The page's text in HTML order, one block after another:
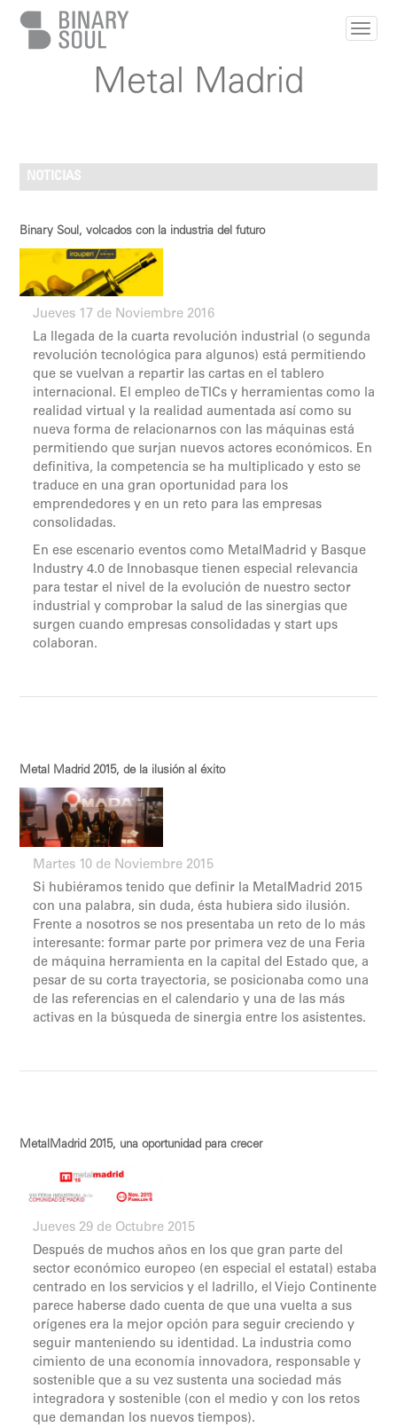
Pasar al contenido principalMetal Madrid
NOTICIAS
Binary Soul, volcados con la industria del futuro
Jueves 17 de Noviembre 2016
La llegada de la cuarta revolución industrial (o segunda
revolución tecnológica para algunos) está permitiendo
que se vuelvan a repartir las cartas en el tablero
internacional. El empleo de TICs y herramientas como la
realidad virtual y la realidad aumentada así como su
nueva forma de relacionarnos con las máquinas está
permitiendo que surjan nuevos actores económicos. En
definitiva, la competencia se ha multiplicado y esto se
traduce en una gran oportunidad para los
emprendedores y en un reto para las empresas
consolidadas.
En ese escenario eventos como MetalMadrid y Basque
Industry 4.0 de Innobasque tienen especial relevancia
para testar el nivel de la evolución de nuestro sector
industrial y comprobar la salud de las sinergias que
surgen cuando empresas consolidadas y start ups
colaboran.
Metal Madrid 2015, de la ilusión al éxito
Martes 10 de Noviembre 2015
Si hubiéramos tenido que definir la MetalMadrid 2015
con una palabra, sin duda, ésta hubiera sido ilusión.
Frente a nosotros se nos presentaba un reto de lo más
interesante: formar parte por primera vez de una Feria
de máquina herramienta en la capital del Estado que, a
pesar de su corta trayectoria, se posicionaba como una
de las referencias en el calendario y una de las más
activas en la búsqueda de sinergia entre los asistentes.
MetalMadrid 2015, una oportunidad para crecer
Jueves 29 de Octubre 2015
Después de muchos años en los que gran parte del
sector económico europeo (en especial el estatal) estaba
centrado en los servicios y el ladrillo, el Viejo Continente
parece haberse dado cuenta de que una vuelta a sus
orígenes era la mejor opción para seguir creciendo y
seguir manteniendo su identidad. La industria como
cimiento de una economía innovadora, responsable y
sostenible que a su vez sustenta una sociedad más
integradora y sostenible (con el medio y con los retos
que demandan los nuevos tiempos).